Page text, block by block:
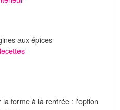
aux épices
la forme à la rentrée : l'option